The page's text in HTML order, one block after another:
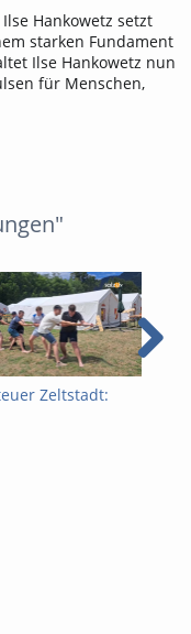
Hankowetz setzt
starken Fundament
Ilse Hankowetz nun
für Menschen,
Zeltstadt: